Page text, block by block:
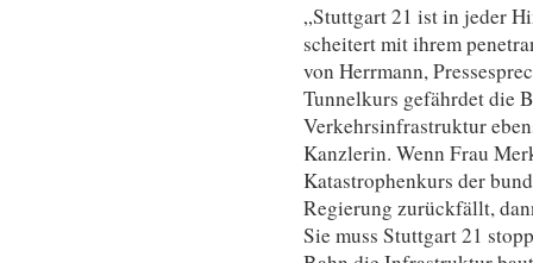
„Stuttgart 21 ist in jeder
scheitert mit ihrem
von Herrmann,
Tunnelkurs gefährdet die
Verkehrsinfrastruktur
Kanzlerin. Wenn Frau
Katastrophenkurs der
Regierung zurückfällt,
Sie muss Stuttgart 21